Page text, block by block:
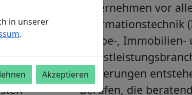
zu
Ob
UG,
Die
Unternehmen vor
Informationstechnik
Werbe-, Immobilien-
Forderungen
Berufen, die
in unserer
.
Akzeptieren